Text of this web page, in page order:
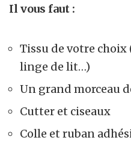
Il vous faut :
Tissu de votre choix
linge de lit…)
Un grand morceau
Cutter et ciseaux
Colle et ruban